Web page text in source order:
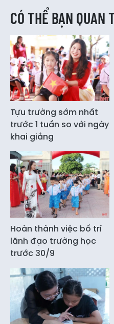
CÓ THỂ BẠN QUAN
Tựu trường sớm nhất
trước 1 tuần so với ngày
khai giảng
Hoàn thành việc bố trí
lãnh đạo trường học
trước 30/9